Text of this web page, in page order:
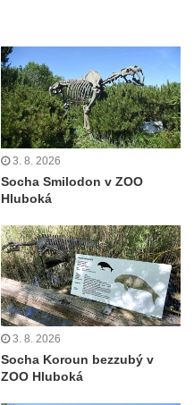
3. 8. 2026
Socha Smilodon v ZOO
Hluboká
3. 8. 2026
Socha Koroun bezzubý v
ZOO Hluboká